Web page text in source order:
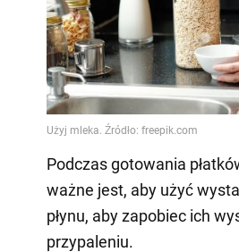
Podczas gotowania
ważne jest, aby użyć
płynu, aby zapobiec ich
przypaleniu.